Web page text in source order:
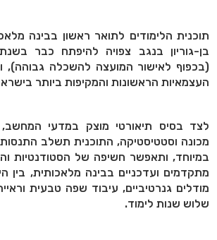
תוכנית הלימודים לתואר ראשון בבינה
בן-גוריון בנגב צפויה להיפתח כבר
(בכפוף לאישור המועצה להשכלה גבוהה),
העצמאיות הראשונות והמקיפות ביותר
לצד בסיס תיאורטי מוצק במדעי המחשב,
מכונה וסטטיסטיקה, התוכנית תשלב
במיוחד, ותאפשר חשיפה של הסטודנטיות
מתקדמים ועדכניים בבינה מלאכותית, בין
מודלים גנרטיביים, עיבוד שפה טבעית
שלוש שנות לימוד.